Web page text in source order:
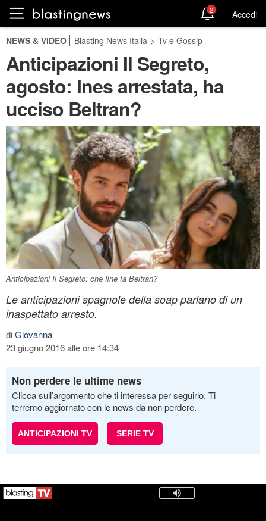
2 Accedi
NEWS & VIDEO Blasting News Italia > Tv e Gossip
Anticipazioni Il Segreto,
agosto: Ines arrestata, ha
ucciso Beltran?
Anticipazioni Il Segreto: che fine fa Beltran?
Le anticipazioni spagnole della soap parlano di un
inaspettato arresto.
diGiovanna
23 giugno 2016 alle ore 14:34
Non perdere le ultime news
Clicca sull’argomento che ti interessa per seguirlo. Ti
terremo aggiornato con le news da non perdere.
ANTICIPAZIONI TV SERIE TV